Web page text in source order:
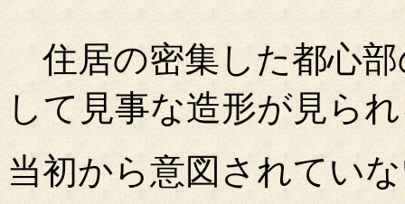
住居の密集した都心部
して見事な造形が見ら
当初から意図されてい